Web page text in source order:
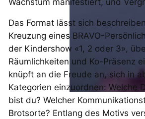
Das Format lässt sich
Kreuzung eines BRAVO-
der Kindershow «1, 2 oder 3»,
Räumlichkeiten und Ko-Präsenz
knüpft an die Freude an, sich in
Kategorien einzuordnen: Welche
bist du? Welcher
Brotsorte? Entlang des Motivs